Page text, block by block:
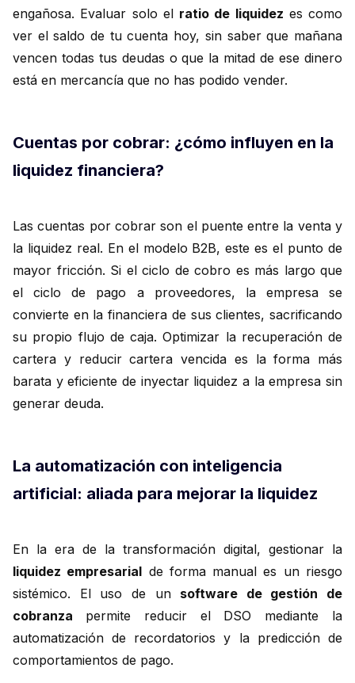
engañosa. Evaluar solo el ratio de liquidez es como
ver el saldo de tu cuenta hoy, sin saber que mañana
vencen todas tus deudas o que la mitad de ese dinero
está en mercancía que no has podido vender.
Cuentas por cobrar: ¿cómo influyen en la
liquidez financiera?
Las cuentas por cobrar son el puente entre la venta y
la liquidez real. En el modelo B2B, este es el punto de
mayor fricción. Si el ciclo de cobro es más largo que
el ciclo de pago a proveedores, la empresa se
convierte en la financiera de sus clientes, sacrificando
su propio flujo de caja. Optimizar la recuperación de
cartera y reducir cartera vencida es la forma más
barata y eficiente de inyectar liquidez a la empresa sin
generar deuda.
La automatización con inteligencia
artificial: aliada para mejorar la liquidez
En la era de la transformación digital, gestionar la
liquidez empresarial de forma manual es un riesgo
sistémico. El uso de un software de gestión de
cobranza permite reducir el DSO mediante la
automatización de recordatorios y la predicción de
comportamientos de pago.